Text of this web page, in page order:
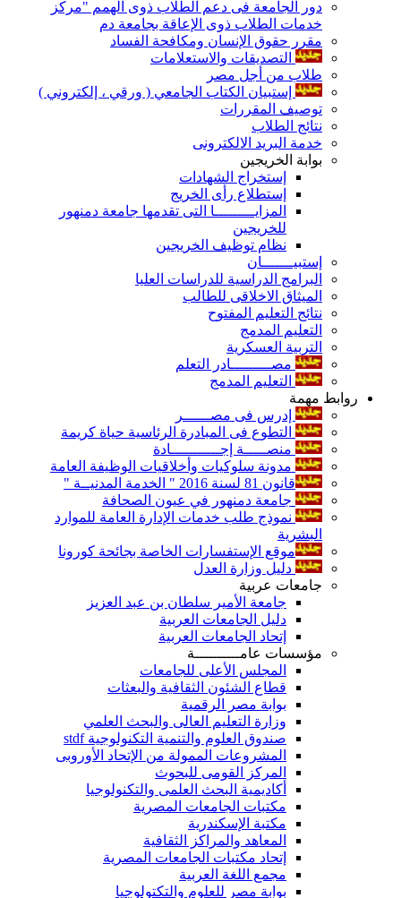
دور الجامعة فى دعم الطلاب ذوى الهمم "مركز
خدمات الطلاب ذوى الإعاقة بجامعة دم
مقرر حقوق الإنسان ومكافحة الفساد
التصديقات والاستعلامات
طلاب من أجل مصر
إستبيان الكتاب الجامعي ( ورقي ، إلكتروني )
توصيف المقررات
نتائج الطلاب
خدمة البريد الالكترونى
بوابة الخريجين
إستخراج الشهادات
إستطلاع رأى الخريج
المزايـــــــــا التى تقدمها جامعة دمنهور
للخريجين
نظام توظيف الخريجين
إستبيـــــــان
البرامج الدراسية للدراسات العليا
الميثاق الاخلاقى للطالب
نتائج التعليم المفتوح
التعليم المدمج
التربية العسكرية
مصـــــــــادر التعلم
التعليم المدمج
روابط مهمة
إدرس فى مصــــــر
التطوع فى المبادرة الرئاسية حياة كريمة
منصـــــة إجـــــــــــادة
مدونة سلوكيات وأخلاقيات الوظيفة العامة
قانون 81 لسنة 2016 " الخدمة المدنيــة "
جامعة دمنهور في عيون الصحافة
نموذج طلب خدمات الإدارة العامة للموارد
البشرية
موقع الإستفسارات الخاصة بجائحة كورونا
دليل وزارة العدل
جامعات عربية
جامعة الأمير سلطان بن عبد العزيز
دليل الجامعات العربية
إتحاد الجامعات العربية
مؤسسات عامــــــــــة
المجلس الأعلى للجامعات
قطاع الشئون الثقافية والبعثات
بوابة مصر الرقمية
وزارة التعليم العالى والبحث العلمي
صندوق العلوم والتنمية التكنولوجية stdf
المشروعات الممولة من الإتحاد الأوروبى
المركز القومى للبحوث
أكاديمية البحث العلمى والتكنولوجيا
مكتبات الجامعات المصرية
مكتبة الإسكندرية
المعاهد والمراكز الثقافية
إتحاد مكتبات الجامعات المصرية
مجمع اللغة العربية
بوابة مصر للعلوم والتكتولوجيا